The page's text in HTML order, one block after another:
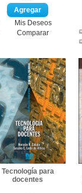
Mis Deseos
Comparar
Tecnología para
docentes